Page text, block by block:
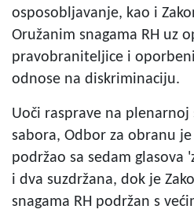
osposobljavanje, kao i
Oružanim snagama RH uz
pravobraniteljice i
odnose na diskriminaciju.
Uoči rasprave na plenarnoj
sabora, Odbor za obranu
podržao sa sedam glasova
i dva suzdržana, dok je
snagama RH podržan s